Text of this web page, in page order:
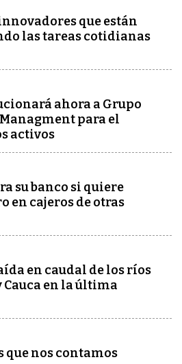
que están
las tareas cotidianas
ahora a Grupo
para el
activos
su banco si quiere
en cajeros de otras
en caudal de los ríos
Cauca en la última
que nos contamos